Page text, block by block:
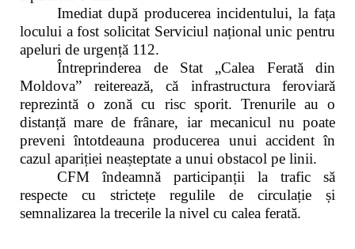
Imediat după producerea incidentului, la fața
locului a fost solicitat Serviciul național unic pentru
apeluri de urgență 112.
Întreprinderea de Stat „Calea Ferată din
Moldova” reiterează, că infrastructura feroviară
reprezintă o zonă cu risc sporit. Trenurile au o
distanță mare de frânare, iar mecanicul nu poate
preveni întotdeauna producerea unui accident în
cazul apariției neașteptate a unui obstacol pe linii.
CFM îndeamnă participanții la trafic să
respecte cu strictețe regulile de circulație și
semnalizarea la trecerile la nivel cu calea ferată.